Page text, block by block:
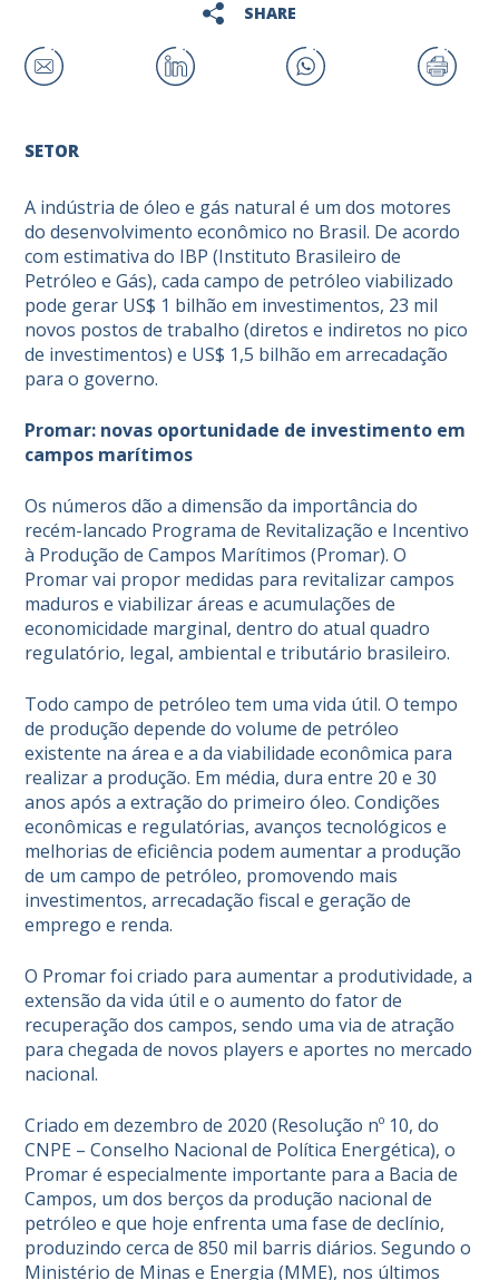
SHARE
SETOR
A indústria de óleo e gás natural é um dos motores
do desenvolvimento econômico no Brasil. De acordo
com estimativa do IBP (Instituto Brasileiro de
Petróleo e Gás), cada campo de petróleo viabilizado
pode gerar US$ 1 bilhão em investimentos, 23 mil
novos postos de trabalho (diretos e indiretos no pico
de investimentos) e US$ 1,5 bilhão em arrecadação
para o governo.
Promar: novas oportunidade de investimento em
campos marítimos
Os números dão a dimensão da importância do
recém-lancado Programa de Revitalização e Incentivo
à Produção de Campos Marítimos (Promar). O
Promar vai propor medidas para revitalizar campos
maduros e viabilizar áreas e acumulações de
economicidade marginal, dentro do atual quadro
regulatório, legal, ambiental e tributário brasileiro.
Todo campo de petróleo tem uma vida útil. O tempo
de produção depende do volume de petróleo
existente na área e a da viabilidade econômica para
realizar a produção. Em média, dura entre 20 e 30
anos após a extração do primeiro óleo. Condições
econômicas e regulatórias, avanços tecnológicos e
melhorias de eficiência podem aumentar a produção
de um campo de petróleo, promovendo mais
investimentos, arrecadação fiscal e geração de
emprego e renda.
O Promar foi criado para aumentar a produtividade, a
extensão da vida útil e o aumento do fator de
recuperação dos campos, sendo uma via de atração
para chegada de novos players e aportes no mercado
nacional.
Criado em dezembro de 2020 (Resolução nº 10, do
CNPE – Conselho Nacional de Política Energética), o
Promar é especialmente importante para a Bacia de
Campos, um dos berços da produção nacional de
petróleo e que hoje enfrenta uma fase de declínio,
produzindo cerca de 850 mil barris diários. Segundo o
Ministério de Minas e Energia (MME), nos últimos